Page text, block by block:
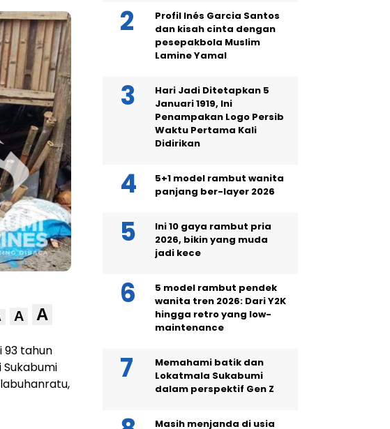
A A
93 tahun
Profil Inés Garcia Santos
dan kisah cinta dengan
pesepakbola Muslim
Lamine Yamal
Hari Jadi Ditetapkan 5
Januari 1919, Ini
Penampakan Logo Persib
Waktu Pertama Kali
Didirikan
5+1 model rambut wanita
panjang ber-layer 2026
Ini 10 gaya rambut pria
2026, bikin yang muda
jadi kece
5 model rambut pendek
wanita tren 2026: Dari Y2K
hingga retro yang low-
maintenance
Memahami batik dan
Lokatmala Sukabumi
dalam perspektif Gen Z
Masih menjanda di usia